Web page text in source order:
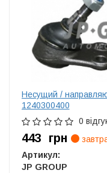
Несущий /
1240300400
0
443 грн
Артикул:
JP GROUP